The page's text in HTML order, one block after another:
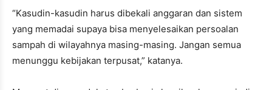
“Kasudin-kasudin harus dibekali anggaran dan sistem
yang memadai supaya bisa menyelesaikan persoalan
sampah di wilayahnya masing-masing. Jangan semua
menunggu kebijakan terpusat,” katanya.